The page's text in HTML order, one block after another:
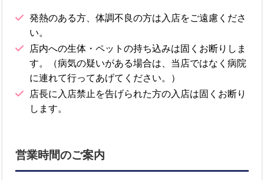
発熱のある方、体調不良の方は入店をご遠慮くださ
い。
店内への生体・ペットの持ち込みは固くお断りしま
す。（病気の疑いがある場合は、当店ではなく病院
に連れて行ってあげてください。）
店長に入店禁止を告げられた方の入店は固くお断り
します。
営業時間のご案内